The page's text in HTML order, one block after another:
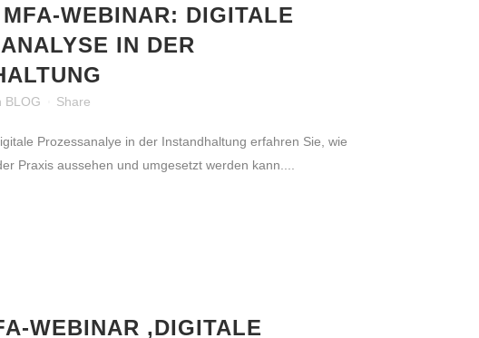
WEBINAR: DIGITALE
IN DER
BLOG Share
Prozessanalye in der Instandhaltung erfahren Sie, wie
Praxis aussehen und umgesetzt werden kann....
WEBINAR ‚DIGITALE